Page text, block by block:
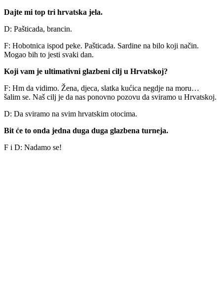
Dajte mi top tri hrvatska jela.
D: Pašticada, brancin.
F: Hobotnica ispod peke. Pašticada. Sardine na bilo koji način.
Mogao bih to jesti svaki dan.
Koji vam je ultimativni glazbeni cilj u Hrvatskoj?
F: Hm da vidimo. Žena, djeca, slatka kućica negdje na moru…
šalim se. Naš cilj je da nas ponovno pozovu da sviramo u Hrvatskoj.
D: Da sviramo na svim hrvatskim otocima.
Bit će to onda jedna duga duga glazbena turneja.
F i D: Nadamo se!